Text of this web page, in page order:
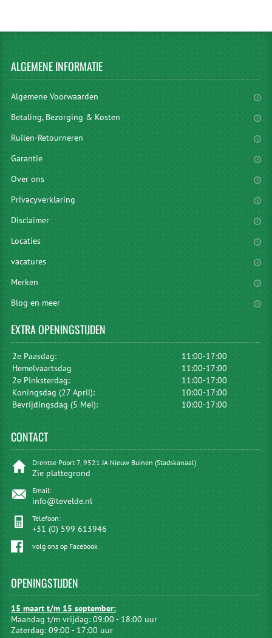
ALGEMENEINFORMATIE
Algemene Voorwaarden
Betaling, Bezorging & Kosten
Ruilen-Retourneren
Garantie
Over ons
Privacyverklaring
Disclaimer
Locaties
vacatures
Merken
Blog en meer
EXTRAOPENINGSTIJDEN
2e Paasdag:
11:00-17:00
Hemelvaartsdag
11:00-17:00
2e Pinksterdag:
11:00-17:00
Koningsdag (27 April):
10:00-17:00
Bevrijdingsdag (5 Mei):
10:00-17:00
CONTACT
Drentse Poort 7, 9521 JA Nieuw Buinen (Stadskanaal)
Zie plattegrond
Email:
info@tevelde.nl
Telefoon:
+31 (0) 599 613946
volg ons op Facebook
OPENINGSTIJDEN
15 maart t/m 15 september:
Maandag t/m vrijdag: 09:00 - 18:00 uur
Zaterdag: 09:00 - 17:00 uur